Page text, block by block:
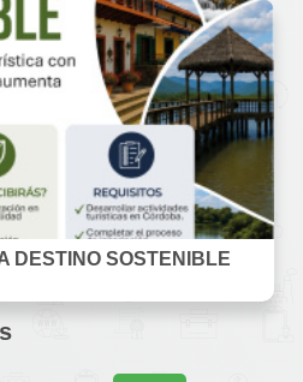
DESTINO SOSTENIBLE